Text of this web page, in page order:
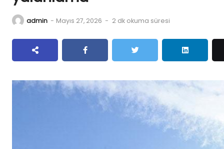
admin - Mayıs 27, 2026 - 2 dk okuma süresi